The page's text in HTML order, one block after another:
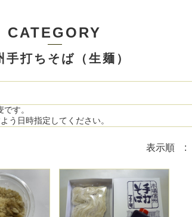
CATEGORY
手打ちそば（生麺）
す。
う日時指定してください。
表示順 :